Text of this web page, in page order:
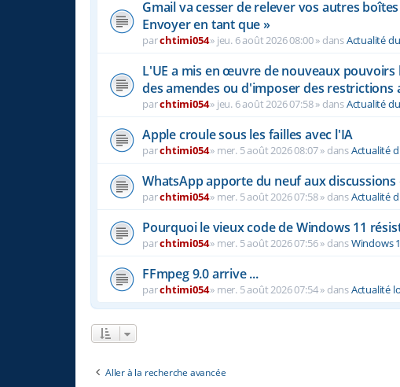
Gmail va cesser de relever vos autres
Envoyer en tant que »
parchtimi054» jeu. 6 août 2026 08:00» dansActualité
L'UE a mis en œuvre de nouveaux
des amendes ou d'imposer des restrictions
parchtimi054» jeu. 6 août 2026 07:58» dansActualité
Apple croule sous les failles avec l'IA
parchtimi054» mer. 5 août 2026 08:07» dansActualité
WhatsApp apporte du neuf aux
parchtimi054» mer. 5 août 2026 07:58» dansActualité
Pourquoi le vieux code de Windows 11
parchtimi054» mer. 5 août 2026 07:56» dansWindows
FFmpeg 9.0 arrive ...
parchtimi054» mer. 5 août 2026 07:54» dansActualité
Aller à la recherche avancée